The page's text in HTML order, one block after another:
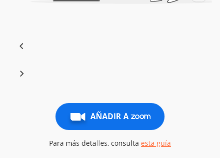
AÑADIR A
Para más detalles, consulta esta guía